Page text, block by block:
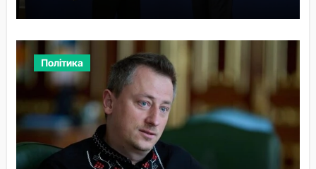
Політика